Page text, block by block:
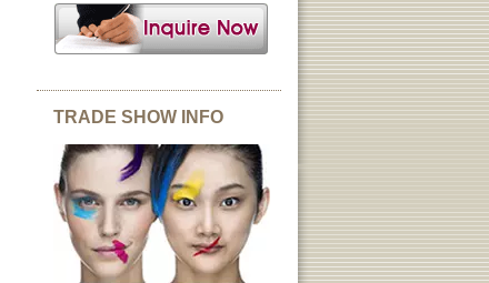
TRADE SHOW INFO